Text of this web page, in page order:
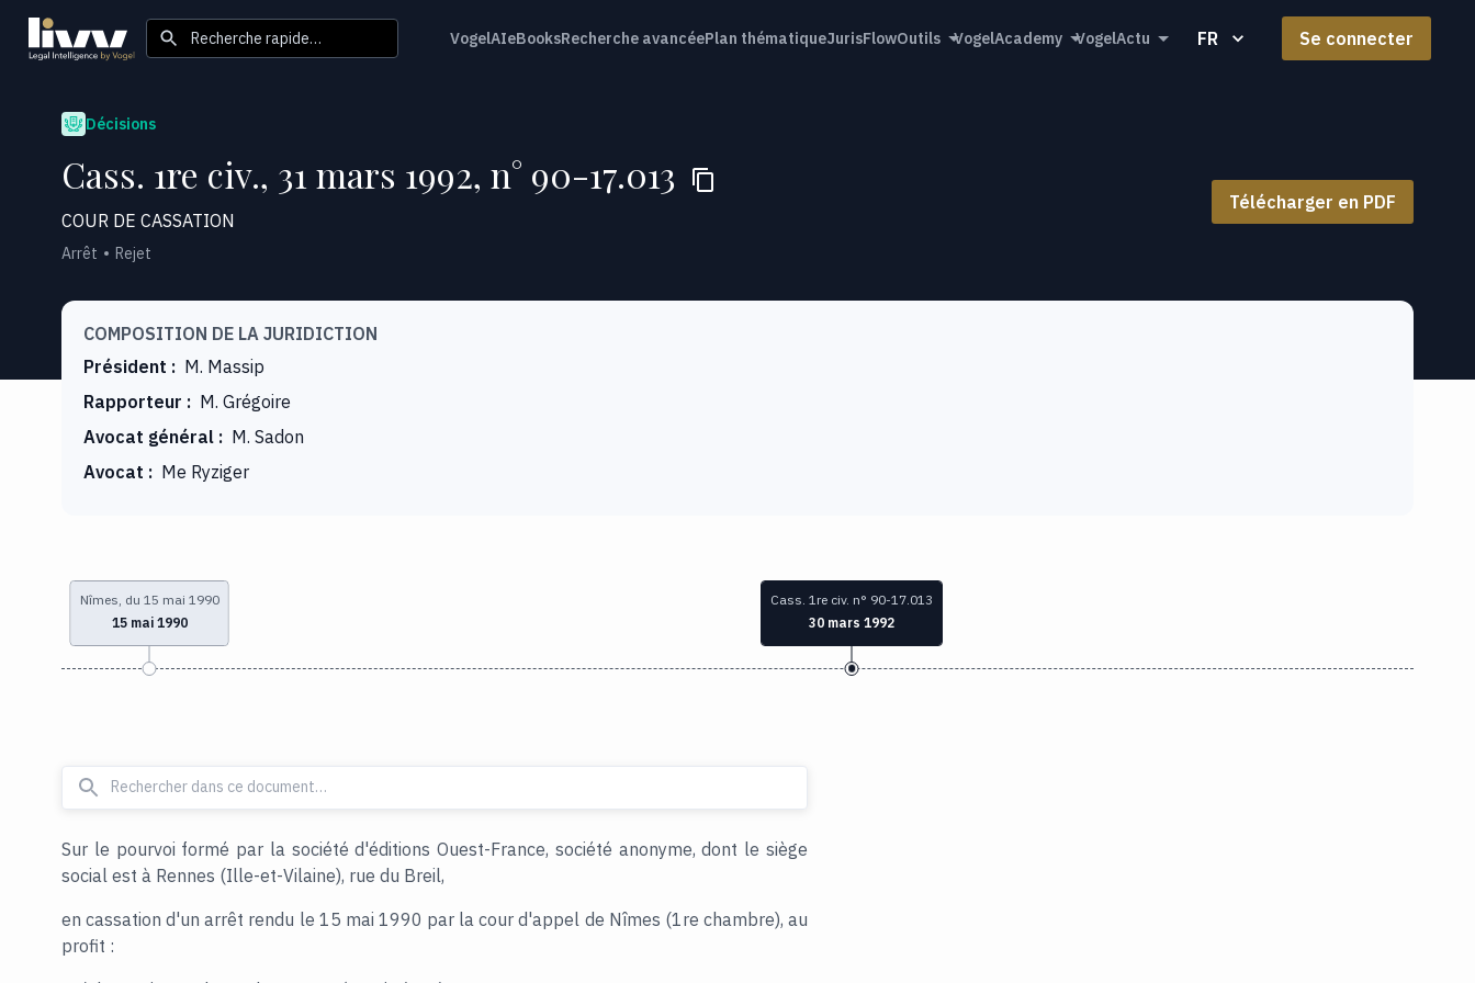
Recherche rapide… VogelAIeBooksRecherche avancéePlan thématiqueJurisFlowOutils VogelAcademy VogelActu FR Se connecter
Décisions
Cass. 1re civ., 31 mars 1992, n° 90-17.013
COUR DE CASSATION
Télécharger en PDF
Arrêt Rejet
COMPOSITION DE LA JURIDICTION
Président : M. Massip
Rapporteur : M. Grégoire
Avocat général : M. Sadon
Avocat : Me Ryziger
Nîmes, du 15 mai 1990
15 mai 1990
Cass. 1re civ. n° 90-17.013
30 mars 1992
Sur le pourvoi formé par la société d'éditions Ouest-France, société anonyme, dont le siège
social est à Rennes (Ille-et-Vilaine), rue du Breil,
en cassation d'un arrêt rendu le 15 mai 1990 par la cour d'appel de Nîmes (1re chambre), au
profit :